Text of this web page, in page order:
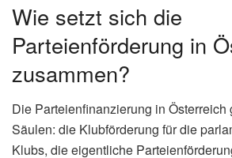
Wie setzt sich die
Parteienförderung in
zusammen?
Die Parteienfinanzierung in Österreich
Säulen: die Klubförderung für die
Klubs, die eigentliche